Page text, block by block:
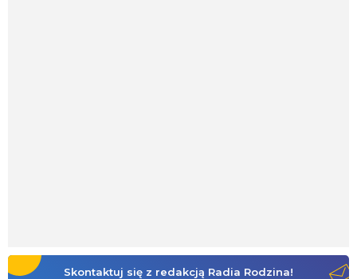
Skontaktuj się z redakcją Radia Rodzina!